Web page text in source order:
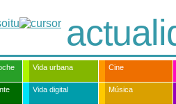
Vida urbana Cine
Vida digital Música